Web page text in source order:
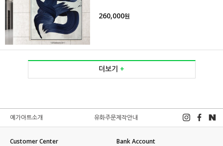
260,000원
더보기 +
예가아트소개 유화주문제작안내
Customer Center
Bank Account